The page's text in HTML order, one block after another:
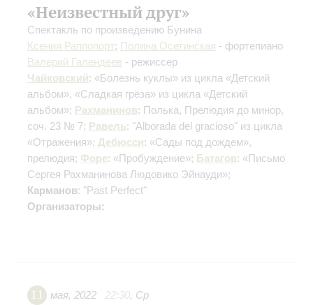
«Неизвестный друг»
Спектакль по произведению Бунина
Ксения Раппопорт; Полина Осетинская - фортепиано
Валерий Галендеев - режиссер
Чайковский: «Болезнь куклы» из цикла «Детский
альбом», «Сладкая грёза» из цикла «Детский
альбом»; Рахманинов: Полька, Прелюдия до минор,
соч. 23 № 7; Равель: "Alborada del gracioso" из цикла
«Отражения»; Дебюсси: «Сады под дождем»,
прелюдия; Форе: «Пробуждение»; Батагов: «Письмо
Сергея Рахманинова Людовико Эйнауди»;
Карманов: "Past Perfect"
Организаторы:
11 мая, 2022 22:30, Ср